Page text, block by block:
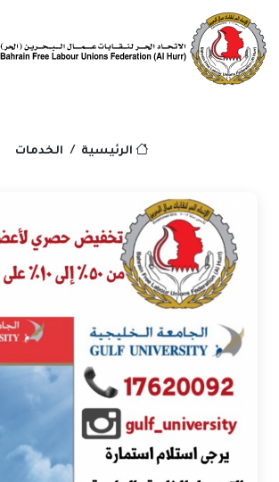
الرئيسية الخدمات